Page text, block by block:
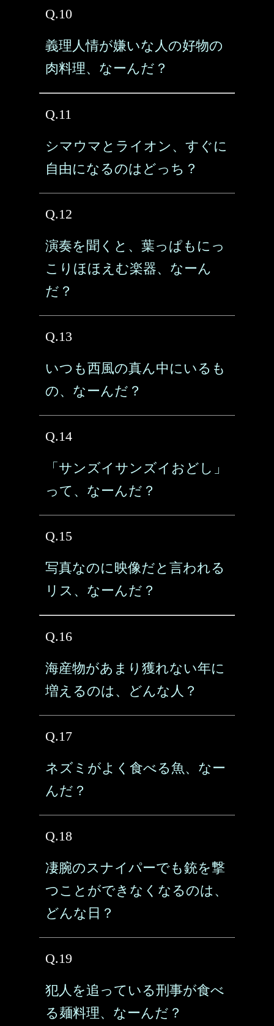
Q.10
義理人情が嫌いな人の好物の
肉料理、なーんだ？
Q.11
シマウマとライオン、すぐに
自由になるのはどっち？
Q.12
演奏を聞くと、葉っぱもにっ
こりほほえむ楽器、なーん
だ？
Q.13
いつも西風の真ん中にいるも
の、なーんだ？
Q.14
「サンズイサンズイおどし」
って、なーんだ？
Q.15
写真なのに映像だと言われる
リス、なーんだ？
Q.16
海産物があまり獲れない年に
増えるのは、どんな人？
Q.17
ネズミがよく食べる魚、なー
んだ？
Q.18
凄腕のスナイパーでも銃を撃
つことができなくなるのは、
どんな日？
Q.19
犯人を追っている刑事が食べ
る麺料理、なーんだ？